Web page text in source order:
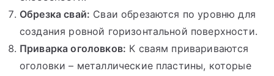
Обрезка свай: Сваи обрезаются по уровню для
создания ровной горизонтальной поверхности.
Приварка оголовков: К сваям привариваются
оголовки – металлические пластины, которые